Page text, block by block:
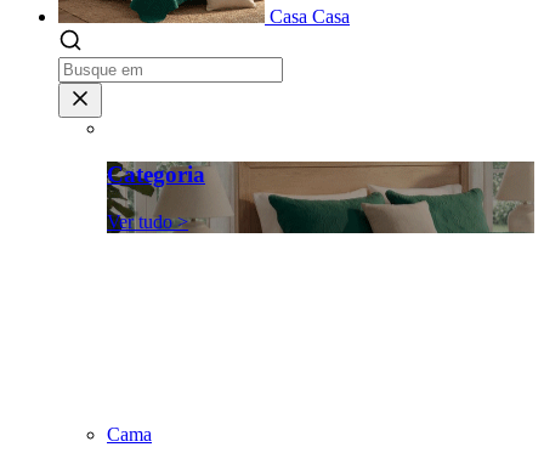
Casa Casa
Categoria
Ver tudo >
Cama